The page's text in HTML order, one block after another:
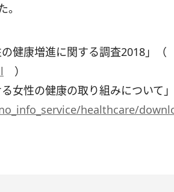
健康増進に関する調査2018」（
）
女性の健康の取り組みについて
healthcare/